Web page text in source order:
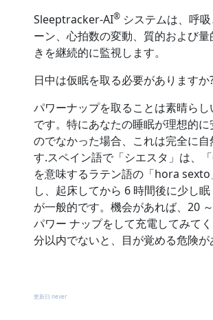
Sleeptracker-AI® システムは、呼
ーン、心拍数の変動、質的および量
きを継続的に監視します。
日中は仮眠を取る必要がありますか
パワーナップを取ることは素晴らし
です。特にあなたの睡眠が理想的に
のでなかった場合、これは完全に
す.スペイン語で「シエスタ」は、「
を意味するラテン語の「hora
し、起床してから 6 時間後に少し眠
が一般的です。機会があれば、20
パワー ナップをして充電してみて
分以内でないと、目が覚める危険が
更新日 never